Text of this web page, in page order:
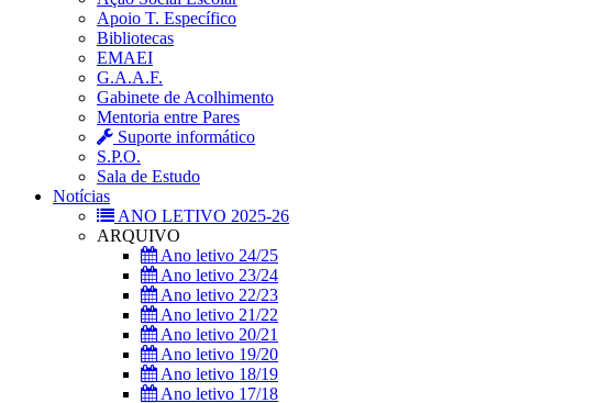
Apoio T. Específico
Bibliotecas
EMAEI
G.A.A.F.
Gabinete de Acolhimento
Mentoria entre Pares
Suporte informático
S.P.O.
Sala de Estudo
Notícias
ANO LETIVO 2025-26
ARQUIVO
Ano letivo 24/25
Ano letivo 23/24
Ano letivo 22/23
Ano letivo 21/22
Ano letivo 20/21
Ano letivo 19/20
Ano letivo 18/19
Ano letivo 17/18